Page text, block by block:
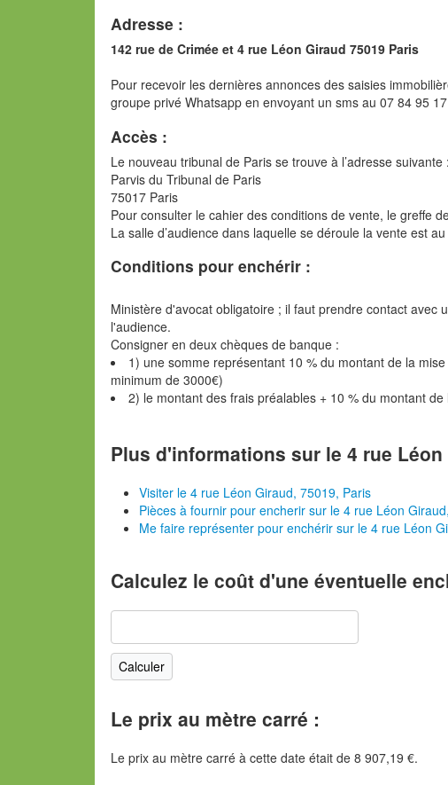
Adresse :
142 rue de Crimée et 4 rue Léon Giraud 75019 Paris
Pour recevoir les dernières annonces des saisies
groupe privé Whatsapp en envoyant un sms au 07 84 95
Accès :
Le nouveau tribunal de Paris se trouve à l’adresse suivante :
Parvis du Tribunal de Paris
75017 Paris
Pour consulter le cahier des conditions de vente, le greffe
La salle d’audience dans laquelle se déroule la vente est
Conditions pour enchérir :
Ministère d'avocat obligatoire ; il faut prendre contact
l'audience.
Consigner en deux chèques de banque :
1) une somme représentant 10 % du montant de la
minimum de 3000€)
2) le montant des frais préalables + 10 % du montant
Plus d'informations sur le 4 rue Léon
Visiter le 4 rue Léon Giraud, 75019, Paris
Pièces à fournir pour encherir sur le 4 rue Léon
Me faire représenter pour enchérir sur le 4 rue Léon
Calculez le coût d'une éventuelle
Le prix au mètre carré :
Le prix au mètre carré à cette date était de 8 907,19 €.